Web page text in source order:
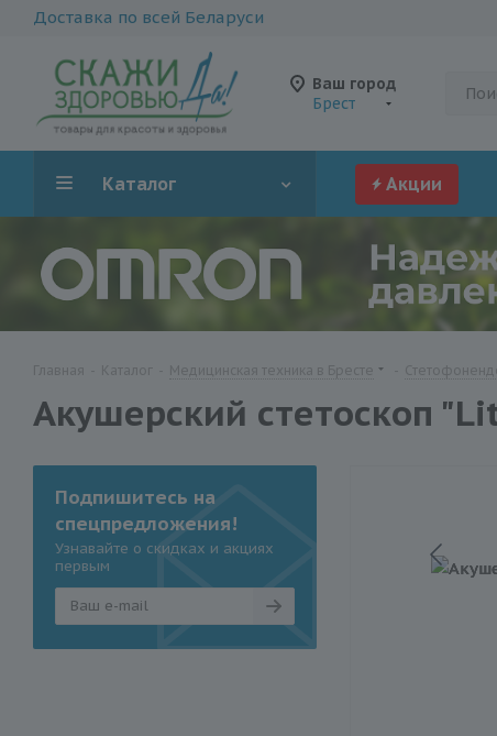
Доставка по всей Беларуси
Ваш город
Брест
Каталог Акции
Акушерский стетоскоп
Подпишитесь на
спецпредложения!
Узнавайте о скидках и акциях
первым